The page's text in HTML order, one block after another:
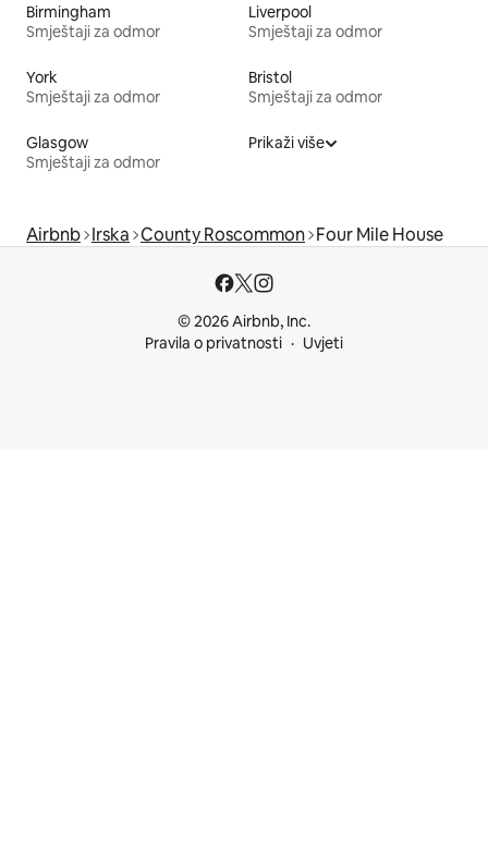
Birmingham
Smještaji za odmor
Liverpool
Smještaji za odmor
York
Smještaji za odmor
Bristol
Smještaji za odmor
Glasgow
Smještaji za odmor
Prikaži više
Airbnb Irska County Roscommon Four Mile House
© 2026 Airbnb, Inc.
Pravila o privatnosti
Uvjeti